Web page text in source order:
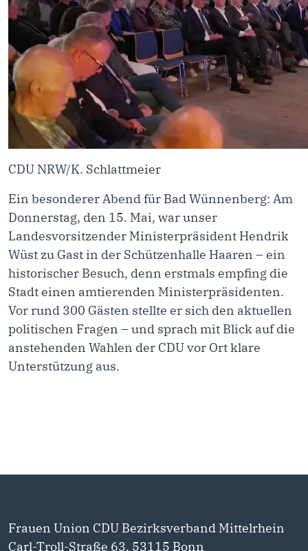
CDU NRW/K. Schlattmeier
Ein besonderer Abend für Bad Wünnenberg: Am
Donnerstag, den 15. Mai, war unser
Landesvorsitzender Ministerpräsident Hendrik
Wüst zu Gast in der Schützenhalle Haaren – ein
historischer Besuch, denn erstmals empfing die
Stadt einen amtierenden Ministerpräsidenten.
Vor rund 300 Gästen stellte er sich den aktuellen
politischen Fragen – und sprach mit Blick auf die
anstehenden Wahlen der CDU vor Ort klare
Unterstützung aus.
Frauen Union CDU Bezirksverband Mittelrhein
Carl-Troll-Straße 63, 53115 Bonn